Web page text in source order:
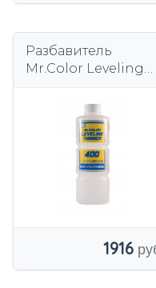
Разбавитель
Mr.Color Leveling
Mr.Хобби
1916